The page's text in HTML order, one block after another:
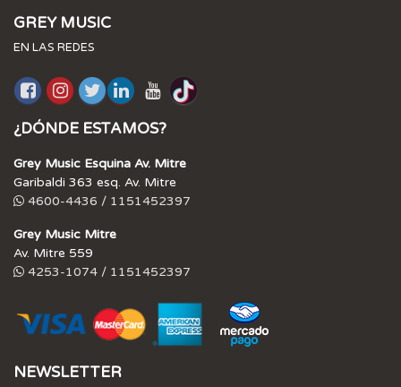
GREY MUSIC
EN LAS REDES
¿DÓNDE ESTAMOS?
Grey Music Esquina Av. Mitre
Garibaldi 363 esq. Av. Mitre
4600-4436 / 1151452397
Grey Music Mitre
Av. Mitre 559
4253-1074 / 1151452397
NEWSLETTER